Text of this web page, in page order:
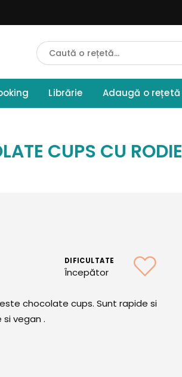
Cauta
Retete
Librărie Adaugă o rețetă
CUPS CU RODIE
DIFICULTATE
Începător
chocolate cups. Sunt rapide si
vegan .